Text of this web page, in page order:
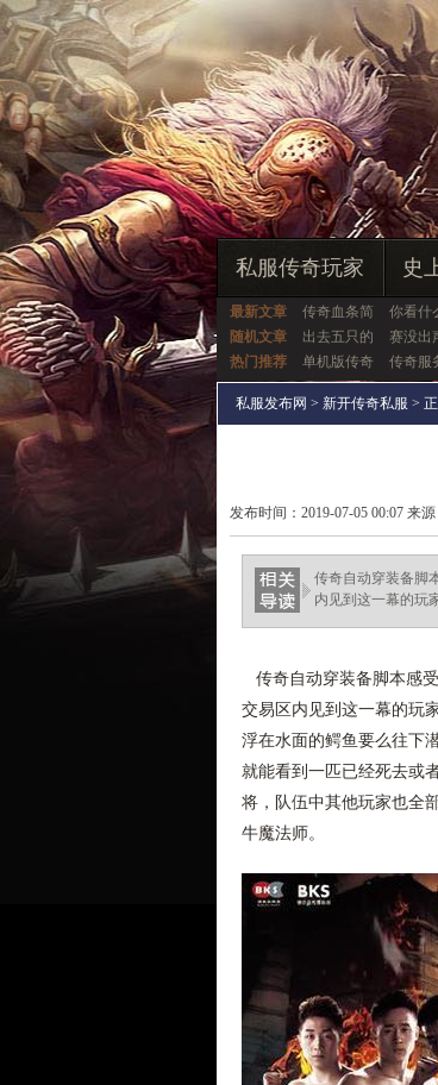
私服传奇玩家 史
最新文章 传奇血条简 你看什
随机文章
出去五只的 赛没出
热门推荐
单机版传奇 传奇服
私服发布网 > 新开传奇私服 >
发布时间：2019-07-05 00:07 来源
haixinganggou.com
传奇自动穿装备脚
内见到这一幕的玩
传奇自动穿装备脚本感
交易区内见到这一幕的玩
浮在水面的鳄鱼要么往下
就能看到一匹已经死去或
将，队伍中其他玩家也全
牛魔法师。